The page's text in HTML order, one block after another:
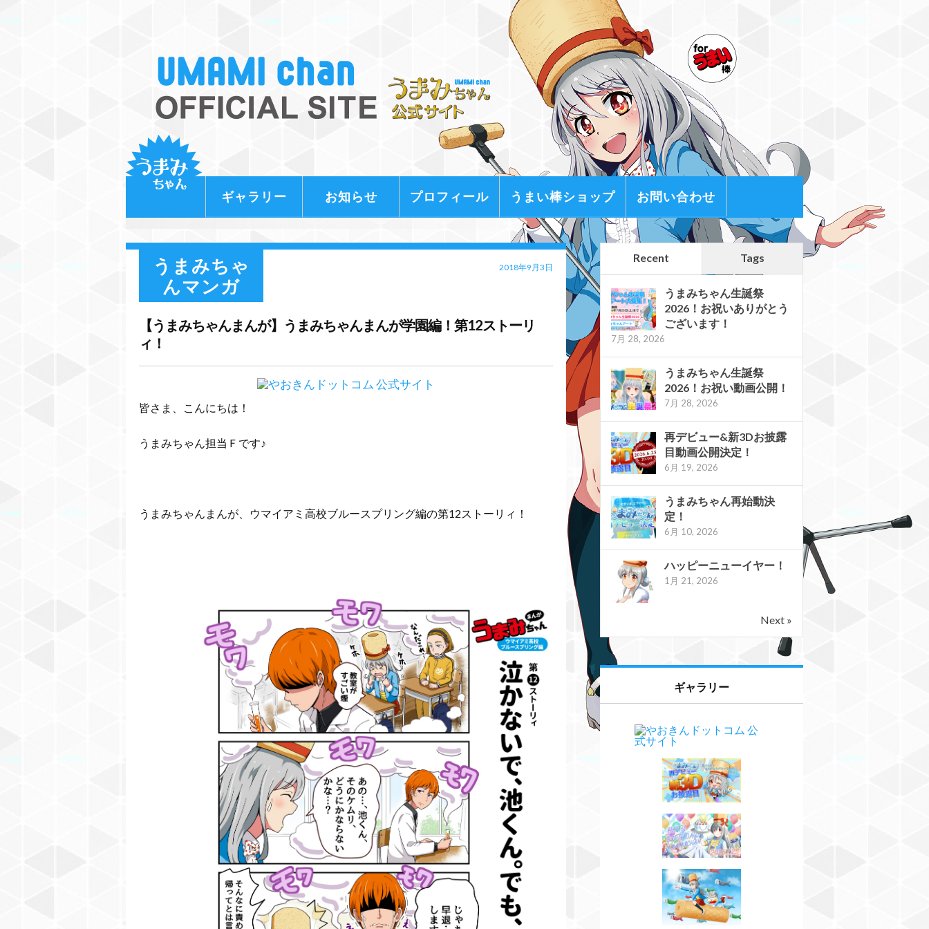
ギャラリー お知らせ プロフィール うまい棒ショップ お問い合わせ
うまみちゃ
んマンガ
2018年9月3日
【うまみちゃんまんが】うまみちゃんまんが学園編！第12ストーリ
ィ！
皆さま、こんにちは！
うまみちゃん担当Ｆです♪
うまみちゃんまんが、ウマイアミ高校ブルースプリング編の第12ストーリィ！
Recent Tags
うまみちゃん生誕祭
2026！お祝いありがとう
ございます！
7月 28, 2026
うまみちゃん生誕祭
2026！お祝い動画公開！
7月 28, 2026
再デビュー&新3Dお披露
目動画公開決定！
6月 19, 2026
うまみちゃん再始動決
定！
6月 10, 2026
ハッピーニューイヤー！
1月 21, 2026
Next »
ギャラリー